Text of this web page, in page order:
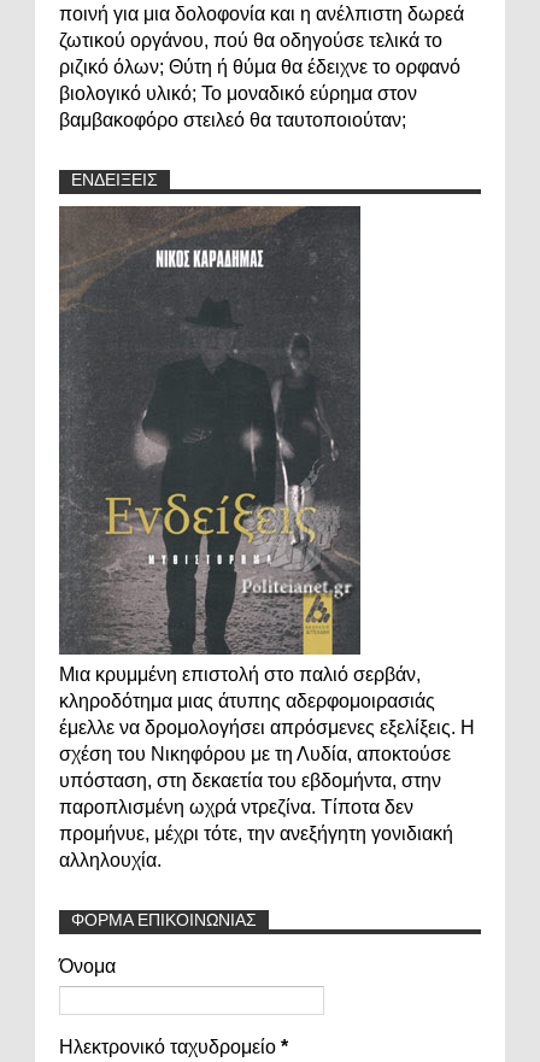
ποινή για μια δολοφονία και η ανέλπιστη δωρεά
ζωτικού οργάνου, πού θα οδηγούσε τελικά το
ριζικό όλων; Θύτη ή θύμα θα έδειχνε το ορφανό
βιολογικό υλικό; Το μοναδικό εύρημα στον
βαμβακοφόρο στειλεό θα ταυτοποιούταν;
ΕΝΔΕΙΞΕΙΣ
Μια κρυμμένη επιστολή στο παλιό σερβάν,
κληροδότημα μιας άτυπης αδερφομοιρασιάς
έμελλε να δρομολογήσει απρόσμενες εξελίξεις. Η
σχέση του Νικηφόρου με τη Λυδία, αποκτούσε
υπόσταση, στη δεκαετία του εβδομήντα, στην
παροπλισμένη ωχρά ντρεζίνα. Τίποτα δεν
προμήνυε, μέχρι τότε, την ανεξήγητη γονιδιακή
αλληλουχία.
ΦΟΡΜΑ ΕΠΙΚΟΙΝΩΝΙΑΣ
Όνομα
Ηλεκτρονικό ταχυδρομείο *